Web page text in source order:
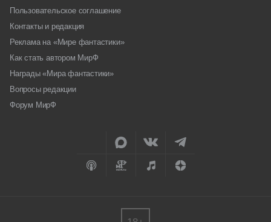
Пользовательское соглашение
Контакты и редакция
Реклама на «Мире фантастики»
Как стать автором МирФ
Награды «Мира фантастики»
Вопросы редакции
Форум МирФ